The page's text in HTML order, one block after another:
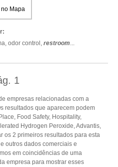
no Mapa
odor control, restroom...
1
empresas relacionadas com a
resultados que aparecem podem
Food Safety, Hospitality,
Hydrogen Peroxide, Advantis,
os 2 primeiros resultados para esta
outros dados comerciais e
em coincidências de uma
empresa para mostrar esses